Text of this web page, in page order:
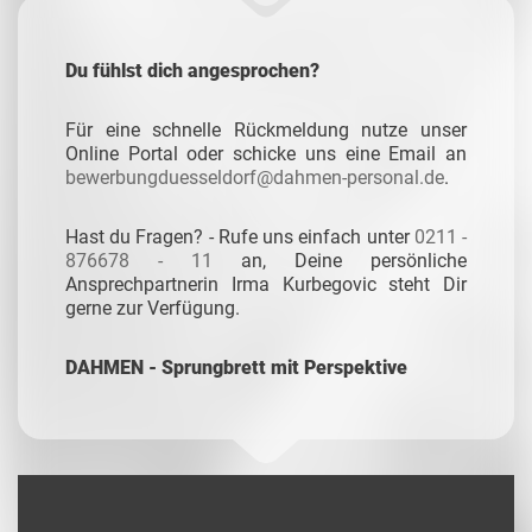
Du fühlst dich angesprochen?
Für eine schnelle Rückmeldung nutze unser
Online Portal oder schicke uns eine Email an
bewerbungduesseldorf@dahmen-personal.de.
Hast du Fragen? - Rufe uns einfach unter 0211 -
876678 - 11
an, Deine persönliche
Ansprechpartnerin Irma Kurbegovic steht Dir
gerne zur Verfügung.
DAHMEN - Sprungbrett mit Perspektive